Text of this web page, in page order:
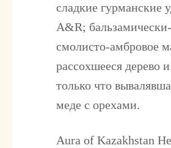
сладкие гурманские
A&R; бальзамически-
смолисто-амбровое
рассохшееся дерево
только что
меде с орехами.
Aura of Kazakhstan